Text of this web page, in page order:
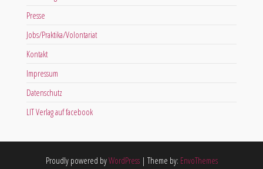
Presse
Jobs/Praktika/Volontariat
Kontakt
Impressum
Datenschutz
LIT Verlag auf facebook
Proudly powered byWordPress | Theme by: EnvoThemes